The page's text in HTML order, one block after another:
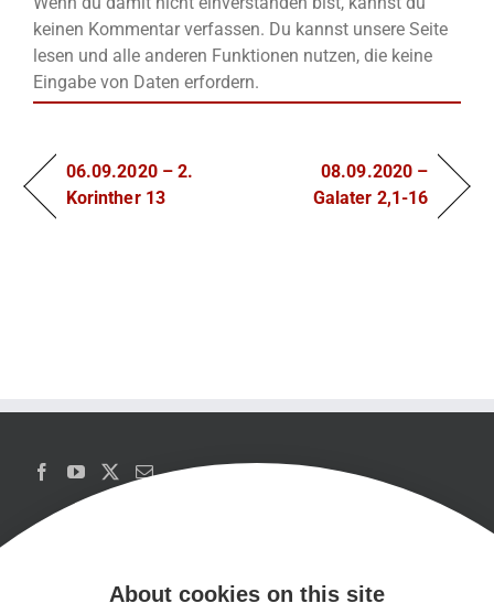
keinen Kommentar verfassen. Du kannst unsere Seite
lesen und alle anderen Funktionen nutzen, die keine
Eingabe von Daten erfordern.
06.09.2020 – 2.
Korinther 13
08.09.2020 –
Galater 2,1-16
About cookies on this site